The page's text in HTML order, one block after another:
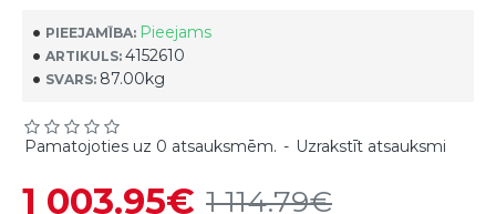
PIEEJAMĪBA: Pieejams
ARTIKULS: 4152610
SVARS: 87.00kg
Pamatojoties uz 0 atsauksmēm. - Uzrakstīt atsauksmi
1 003.95€ 1 114.79€